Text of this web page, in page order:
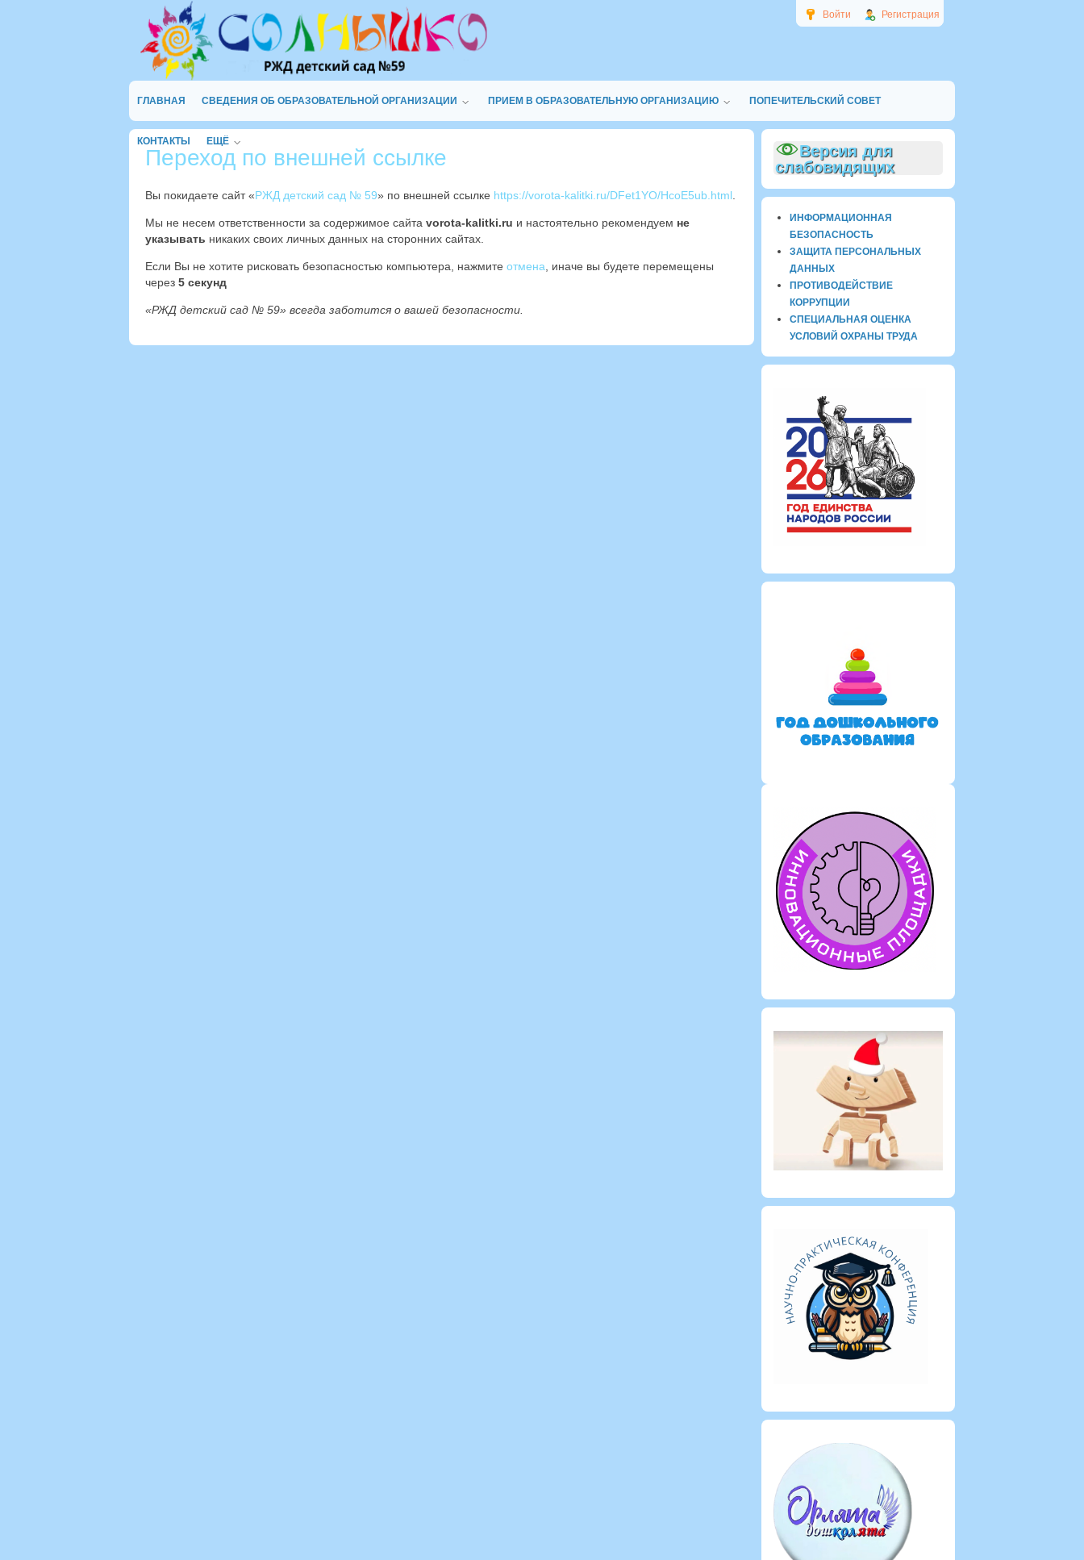
Войти Регистрация
ГЛАВНАЯ СВЕДЕНИЯ ОБ ОБРАЗОВАТЕЛЬНОЙ ОРГАНИЗАЦИИ ПРИЕМ В ОБРАЗОВАТЕЛЬНУЮ ОРГАНИЗАЦИЮ ПОПЕЧИТЕЛЬСКИЙ СОВЕТ
КОНТАКТЫ ЕЩЁ
Переход по внешней ссылке
Вы покидаете сайт «РЖД детский сад № 59» по внешней ссылке https://vorota-kalitki.ru/DFet1YO/HcoE5ub.html
Мы не несем ответственности за содержимое сайта vorota-kalitki.ru и настоятельно рекомендуем не
указывать никаких своих личных данных на сторонних сайтах.
Если Вы не хотите рисковать безопасностью компьютера, нажмите отмена , иначе вы будете перемещены
через 4 секунд
«РЖД детский сад № 59» всегда заботится о вашей безопасности.
Версия для
слабовидящих
ИНФОРМАЦИОННАЯ
БЕЗОПАСНОСТЬ
ЗАЩИТА ПЕРСОНАЛЬНЫХ
ДАННЫХ
ПРОТИВОДЕЙСТВИЕ
КОРРУПЦИИ
СПЕЦИАЛЬНАЯ ОЦЕНКА
УСЛОВИЙ ОХРАНЫ ТРУДА